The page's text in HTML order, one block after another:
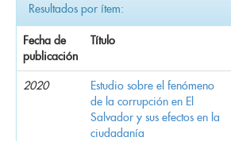
Resultados por ítem:
Fecha de
publicación
Título
2020
Estudio sobre el fenómeno
de la corrupción en El
Salvador y sus efectos en la
ciudadanía